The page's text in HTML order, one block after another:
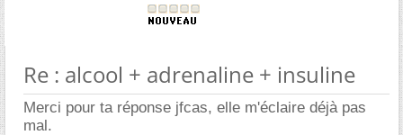
Re : alcool + adrenaline + insuline
Merci pour ta réponse jfcas, elle m'éclaire déjà pas
mal.